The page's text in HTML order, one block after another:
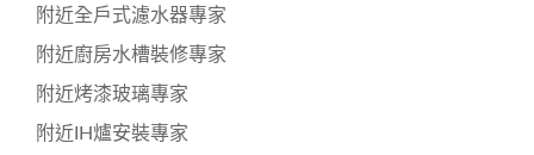
附近全戶式濾水器專家
附近廚房水槽裝修專家
附近烤漆玻璃專家
附近IH爐安裝專家